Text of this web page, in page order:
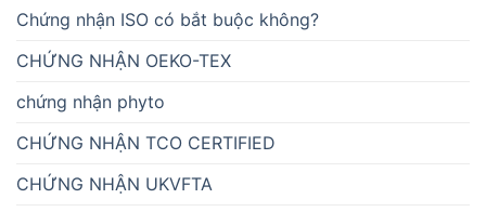
Chứng nhận ISO có bắt buộc không?
CHỨNG NHẬN OEKO-TEX
chứng nhận phyto
CHỨNG NHẬN TCO CERTIFIED
CHỨNG NHẬN UKVFTA